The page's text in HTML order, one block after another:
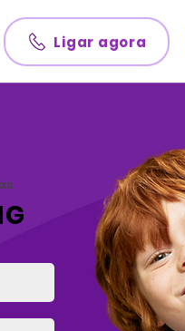
Ligar agora